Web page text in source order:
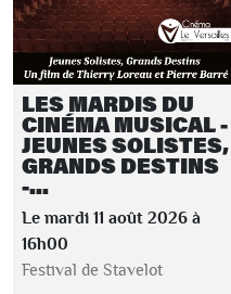
LES MARDIS DU
CINÉMA MUSICAL -
JEUNES SOLISTES,
GRANDS DESTINS
-...
Le mardi 11 août 2026 à
16h00
Festival de Stavelot